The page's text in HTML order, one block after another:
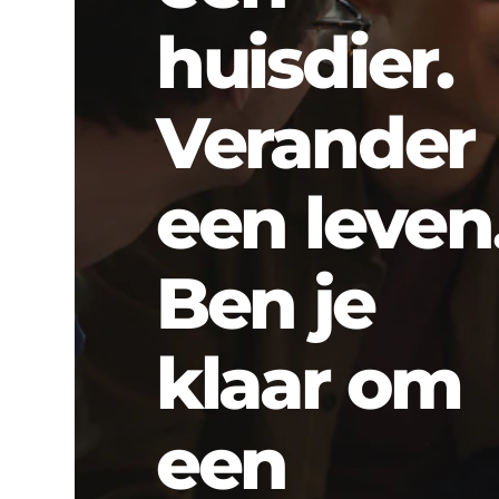
huisdier.
Verander
een
Ben je
klaar om
een